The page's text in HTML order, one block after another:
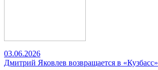
03.06.2026
Дмитрий Яковлев возвращается в «Кузбасс»